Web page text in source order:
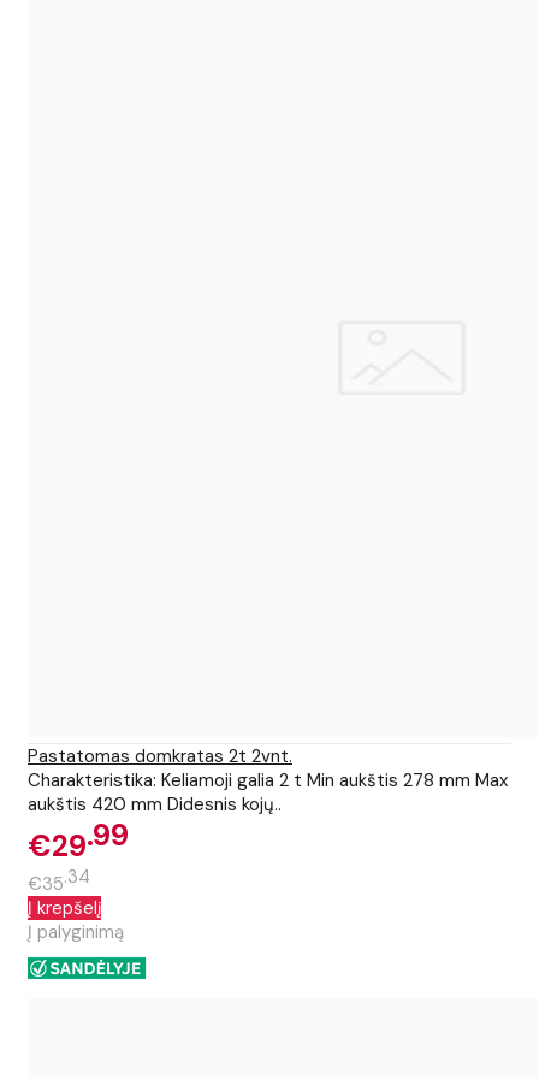
Pastatomas domkratas 2t 2vnt.
Charakteristika: Keliamoji galia 2 t Min aukštis 278 mm Max
aukštis 420 mm Didesnis kojų..
€29 99
€35 34
Į krepšelį
Į palyginimą